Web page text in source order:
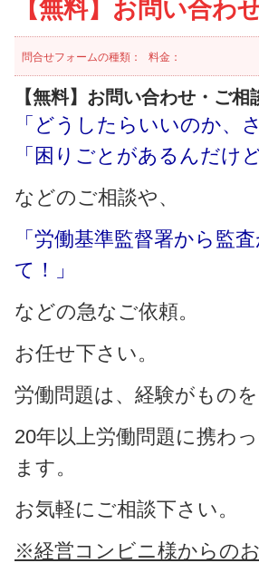
【無料】お問い合わ
問合せフォームの種類： 料金：
【無料】お問い合わせ・ご相
「どうしたらいいのか、
「困りごとがあるんだけ
などのご相談や、
「労働基準監督署から監
て
などの急なご依頼。
お任せ下さい。
労働問題は、経験がものを
20年以上労働問題に携わ
ます。
お気軽にご相談下さい。
※経営コンビニ様からの